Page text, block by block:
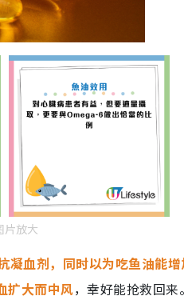
片放大
凝血剂，同时以为吃鱼油能
扩大而中风，幸好能抢救回